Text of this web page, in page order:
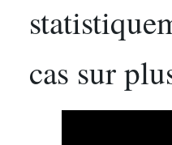
cas sur